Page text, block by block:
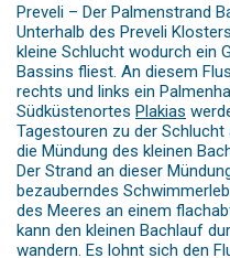
Preveli – Der Palmenstrand
Unterhalb des Preveli
kleine Schlucht wodurch ein
Bassins fliest. An diesem
rechts und links ein
Südküstenortes Plakias
Tagestouren zu der
die Mündung des kleinen
Der Strand an dieser
bezauberndes
des Meeres an einem
kann den kleinen Bachlauf
wandern. Es lohnt sich den